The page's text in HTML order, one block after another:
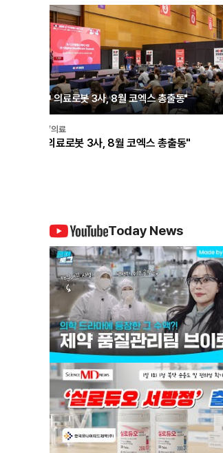
中 의료로봇 3사, 8월 코엑스 총출동"
병원/의료
中 의료로봇 3사, 8월 코엑스 총출동"
Today News